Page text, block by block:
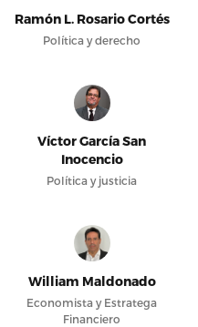
Ramón L. Rosario Cortés
Política y derecho
Víctor García San
Inocencio
Política y justicia
William Maldonado
Economista y Estratega
Financiero